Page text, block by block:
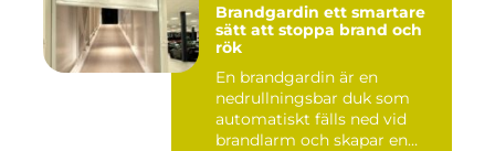
Brandgardin ett smartare
sätt att stoppa brand och
rök
En brandgardin är en
nedrullningsbar duk som
automatiskt fälls ned vid
brandlarm och skapar en